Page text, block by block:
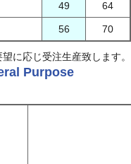
49 64
56 70
に応じ受注生産致します。
Purpose